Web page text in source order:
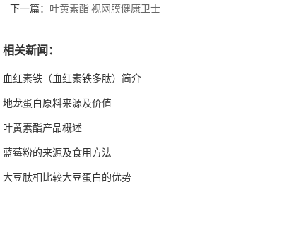
下一篇： 叶黄素酯|视网膜健康卫士
相关新闻：
血红素铁（血红素铁多肽）简介
地龙蛋白原料来源及价值
叶黄素酯产品概述
蓝莓粉的来源及食用方法
大豆肽相比较大豆蛋白的优势